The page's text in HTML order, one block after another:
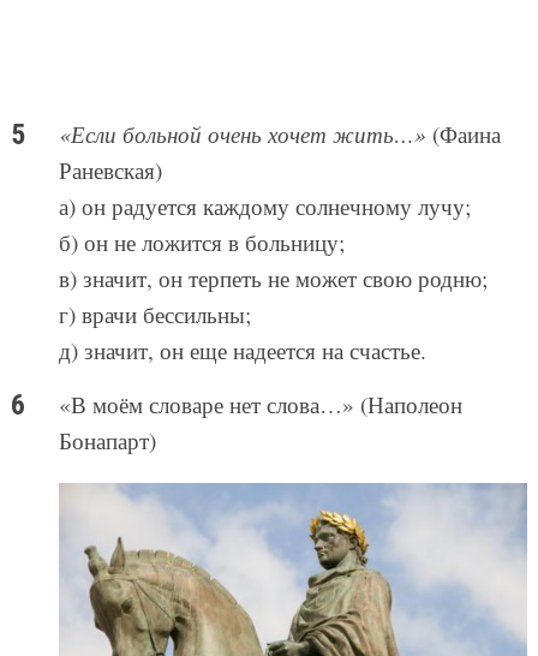
«Если больной очень хочет жить…» (Фаина
Раневская)
а) он радуется каждому солнечному лучу;
б) он не ложится в больницу;
в) значит, он терпеть не может свою родню;
г) врачи бессильны;
д) значит, он еще надеется на счастье.
«В моём словаре нет слова…» (Наполеон
Бонапарт)